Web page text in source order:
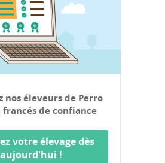
nos éleveurs de Perro
francés de confiance
votre élevage dès
aujourd'hui !